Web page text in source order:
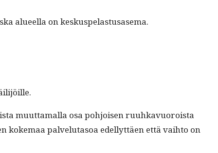
alueel­la on keskuspelastusasema.
muut­ta­mal­la osa pohjoisen ruuhkavuoroista
palve­lu­ta­soa edel­lyt­täen että vai­h­to on